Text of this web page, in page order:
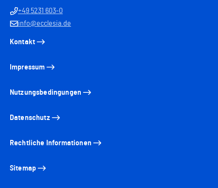
+49 5231 603-0
info@ecclesia.de
Kontakt
Impressum
Nutzungsbedingungen
Datenschutz
Rechtliche Informationen
Sitemap